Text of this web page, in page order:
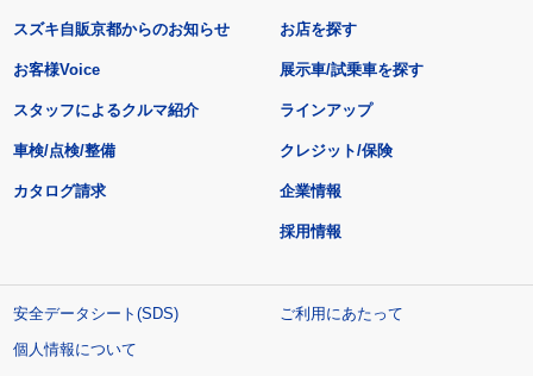
スズキ自販京都からのお知らせ
お客様Voice
スタッフによるクルマ紹介
お店を探す
展示車/試乗車を探す
ラインアップ
車検/点検/整備 クレジット/保険
カタログ請求 企業情報
採用情報
安全データシート(SDS)
ご利用にあたって
個人情報について